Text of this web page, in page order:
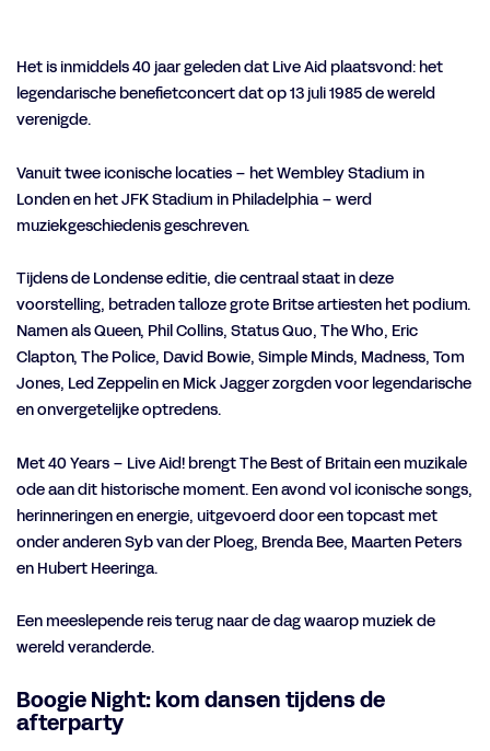
Het is inmiddels 40 jaar geleden dat Live Aid plaatsvond: het
legendarische benefietconcert dat op 13 juli 1985 de wereld
verenigde.
Vanuit twee iconische locaties – het Wembley Stadium in
Londen en het JFK Stadium in Philadelphia – werd
muziekgeschiedenis geschreven.
Tijdens de Londense editie, die centraal staat in deze
voorstelling, betraden talloze grote Britse artiesten het podium.
Namen als Queen, Phil Collins, Status Quo, The Who, Eric
Clapton, The Police, David Bowie, Simple Minds, Madness, Tom
Jones, Led Zeppelin en Mick Jagger zorgden voor legendarische
en onvergetelijke optredens.
Met 40 Years – Live Aid! brengt The Best of Britain een muzikale
ode aan dit historische moment. Een avond vol iconische songs,
herinneringen en energie, uitgevoerd door een topcast met
onder anderen Syb van der Ploeg, Brenda Bee, Maarten Peters
en Hubert Heeringa.
Een meeslepende reis terug naar de dag waarop muziek de
wereld veranderde.
Boogie Night: kom dansen tijdens de
afterparty
Inzoomen